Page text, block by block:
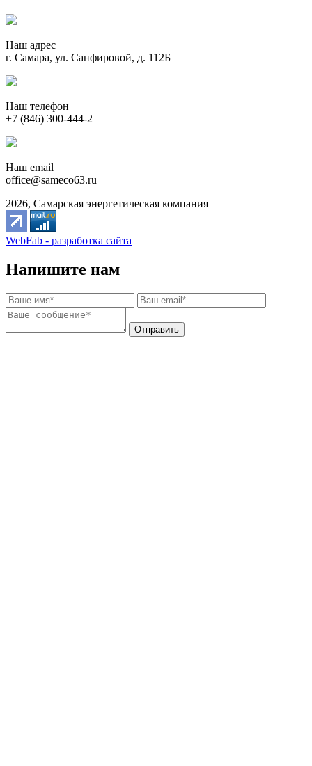
Наш адрес
г. Самара, ул. Санфировой, д. 112Б
Наш телефон
+7 (846) 300-444-2
Наш email
office@sameco63.ru
2026, Самарская энергетическая компания
WebFab - разработка сайта
Напишите нам